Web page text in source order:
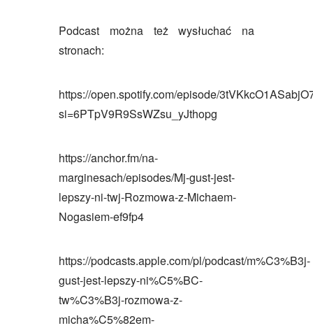
Podcast można też wysłuchać na
stronach:
https://open.spotify.com/episode/
si=6PTpV9R9SsWZsu_yJthopg
https://anchor.fm/na-
marginesach/episodes/Mj-gust-jest-
lepszy-ni-twj-Rozmowa-z-Michaem-
Nogasiem-ef9fp4
https://podcasts.apple.com/pl/podcast/m%C3%B3j-
gust-jest-lepszy-ni%C5%BC-
tw%C3%B3j-rozmowa-z-
micha%C5%82em-